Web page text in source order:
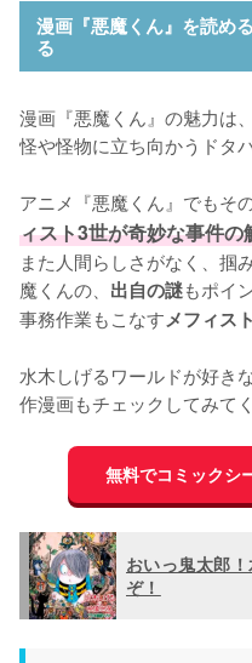
漫画『悪魔くん』を読め
る
漫画『悪魔くん』の魅力は
怪や怪物に立ち向かうドタ
アニメ『悪魔くん』でもそ
ィスト3世が奇妙な事件の
また人間らしさがなく、掴
魔くんの、 出自の謎もポイ
事務作業もこなすメフィス
水木しげるワールドが好き
作漫画もチェックしてみて
無料でコミックシ
おいっ鬼太郎
ぞ！